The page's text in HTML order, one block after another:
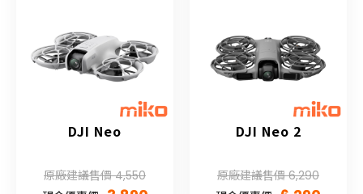
DJI Neo
原廠建議售價 4,550
DJI Neo 2
原廠建議售價 6,290